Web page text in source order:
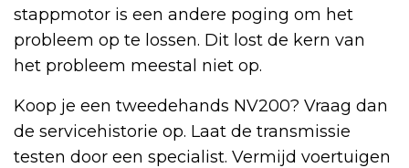
stappmotor is een andere poging om het
probleem op te lossen. Dit lost de kern van
het probleem meestal niet op.
Koop je een tweedehands NV200? Vraag dan
de servicehistorie op. Laat de transmissie
testen door een specialist. Vermijd voertuigen